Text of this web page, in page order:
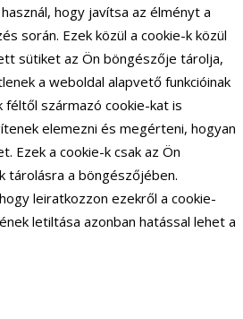
hogy javítsa az élményt a
során. Ezek közül a cookie-k közül
sütiket az Ön böngészője tárolja,
a weboldal alapvető funkcióinak
féltől származó cookie-kat is
elemezni és megérteni, hogyan
Ezek a cookie-k csak az Ön
tárolásra a böngészőjében.
leiratkozzon ezekről a cookie-
letiltása azonban hatással lehet a